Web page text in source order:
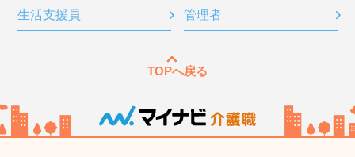
生活支援員 管理者
TOPへ戻る